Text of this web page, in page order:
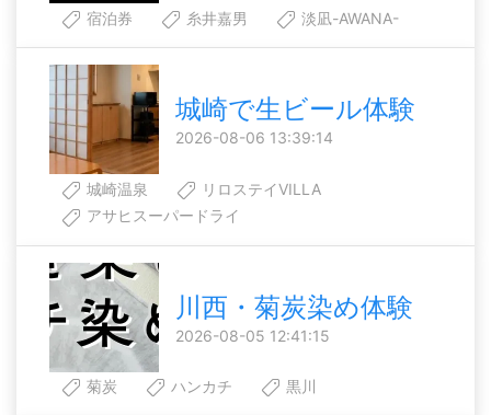
宿泊券
糸井嘉男 淡凪-AWANA-
城崎で生ビール体験
2026-08-06 13:39:14
城崎温泉
リロステイVILLA
アサヒスーパードライ
川西・菊炭染め体験
2026-08-05 12:41:15
菊炭 ハンカチ 黒川